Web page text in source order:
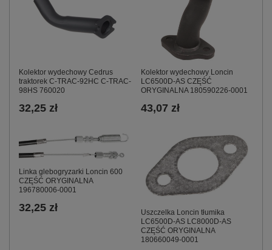
Kolektor wydechowy Cedrus
traktorek C-TRAC-92HC C-TRAC-
98HS 760020
32,25 zł
Kolektor wydechowy Loncin
LC6500D-AS CZĘŚĆ
ORYGINALNA 180590226-0001
43,07 zł
Linka glebogryzarki Loncin 600
CZĘŚĆ ORYGINALNA
196780006-0001
32,25 zł
Uszczelka Loncin tłumika
LC6500D-AS LC8000D-AS
CZĘŚĆ ORYGINALNA
180660049-0001